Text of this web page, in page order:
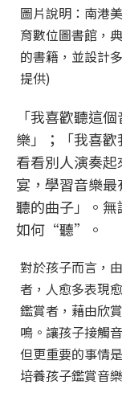
圖片說明：南港
育數位圖書館，
的書籍，並設計
提供)
「我喜歡聽這
樂」；「我喜
看看別人演奏
宴，學習音樂
聽的曲子」。
如何“聽”。
對於孩子而言，
者，人愈多表現
鑑賞者，藉由欣
鳴。讓孩子接觸
但更重要的事情
培養孩子鑑賞音